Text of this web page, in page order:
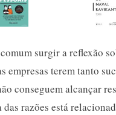
surgir a reflexão
empresas terem tanto
conseguem alcançar
das razões está